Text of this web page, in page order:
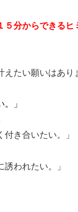
分からできる
たい願いはあり
」
き合いたい。」
われたい。」